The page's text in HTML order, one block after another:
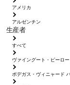
アメリカ
アルゼンチン
生産者
すべて
ヴァイングート・ピーロー
ボデガス・ヴィニャード